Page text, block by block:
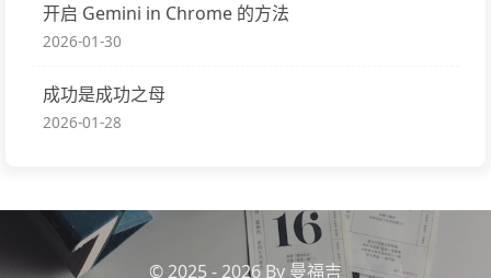
开启 Gemini in Chrome 的方法
2026-01-30
成功是成功之母
2026-01-28
© 2025 - 2026 By 曼福吉